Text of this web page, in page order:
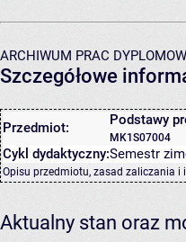
ARCHIWUM PRAC
Szczegółowe
Przedmiot: Podstawy
MK1S07004
Cykl dydaktyczny:Semestr
Opisu przedmiotu, zasad zaliczania
Aktualny stan oraz